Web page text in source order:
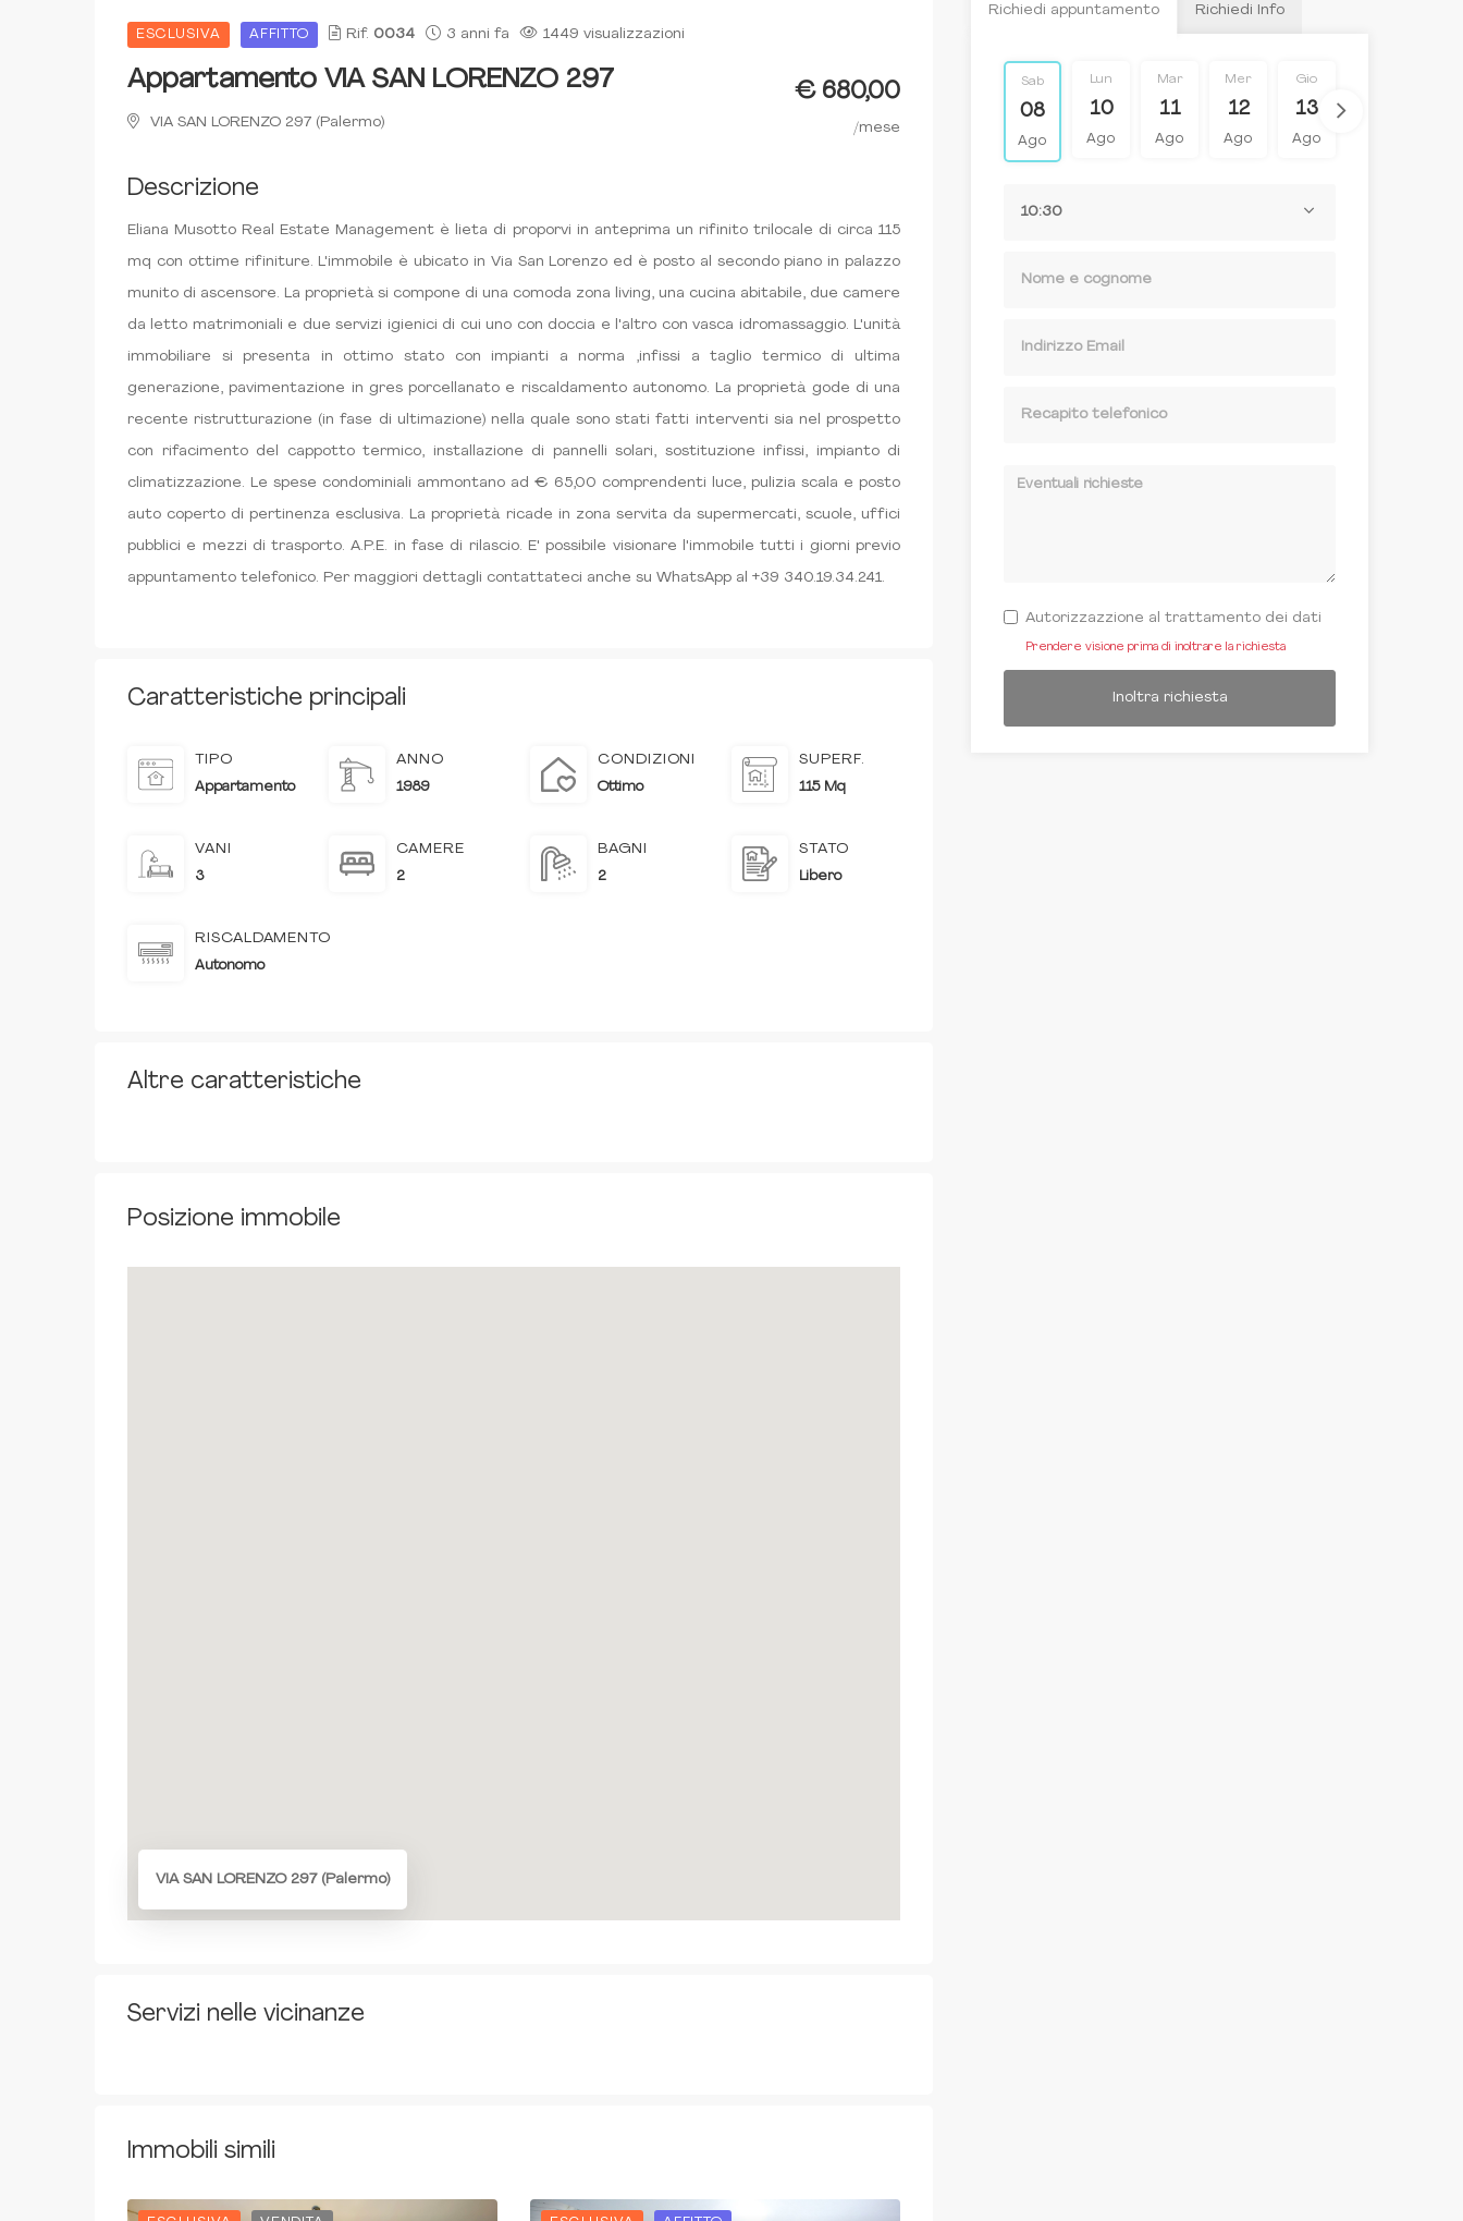
ESCLUSIVA AFFITTO Rif. 0034 3 anni fa 1449 visualizzazioni
Appartamento VIA SAN LORENZO 297
VIA SAN LORENZO 297 (Palermo)
€ 680,00
/mese
Descrizione
Eliana Musotto Real Estate Management è lieta di proporvi in anteprima un rifinito trilocale di circa 115
mq con ottime rifiniture. L'immobile è ubicato in Via San Lorenzo ed è posto al secondo piano in palazzo
munito di ascensore. La proprietà si compone di una comoda zona living, una cucina abitabile, due camere
da letto matrimoniali e due servizi igienici di cui uno con doccia e l'altro con vasca idromassaggio. L'unità
immobiliare si presenta in ottimo stato con impianti a norma ,infissi a taglio termico di ultima
generazione, pavimentazione in gres porcellanato e riscaldamento autonomo. La proprietà gode di una
recente ristrutturazione (in fase di ultimazione) nella quale sono stati fatti interventi sia nel prospetto
con rifacimento del cappotto termico, installazione di pannelli solari, sostituzione infissi, impianto di
climatizzazione. Le spese condominiali ammontano ad € 65,00 comprendenti luce, pulizia scala e posto
auto coperto di pertinenza esclusiva. La proprietà ricade in zona servita da supermercati, scuole, uffici
pubblici e mezzi di trasporto. A.P.E. in fase di rilascio. E' possibile visionare l'immobile tutti i giorni previo
appuntamento telefonico. Per maggiori dettagli contattateci anche su WhatsApp al +39 340.19.34.241.
Caratteristiche principali
TIPO
Appartamento
ANNO
1989
CONDIZIONI
Ottimo
SUPERF.
115 Mq
VANI
3
CAMERE
2
BAGNI
2
STATO
Libero
RISCALDAMENTO
Autonomo
Altre caratteristiche
Posizione immobile
VIA SAN LORENZO 297 (Palermo)
Servizi nelle vicinanze
Immobili simili
Richiedi appuntamento Richiedi Info
Sab
08
Ago
Lun
10
Ago
Mar
11
Ago
Mer
12
Ago
Gio
13
Ago
Autorizzazzione al trattamento dei dati
Prendere visione prima di inoltrare la richiesta
Inoltra richiesta